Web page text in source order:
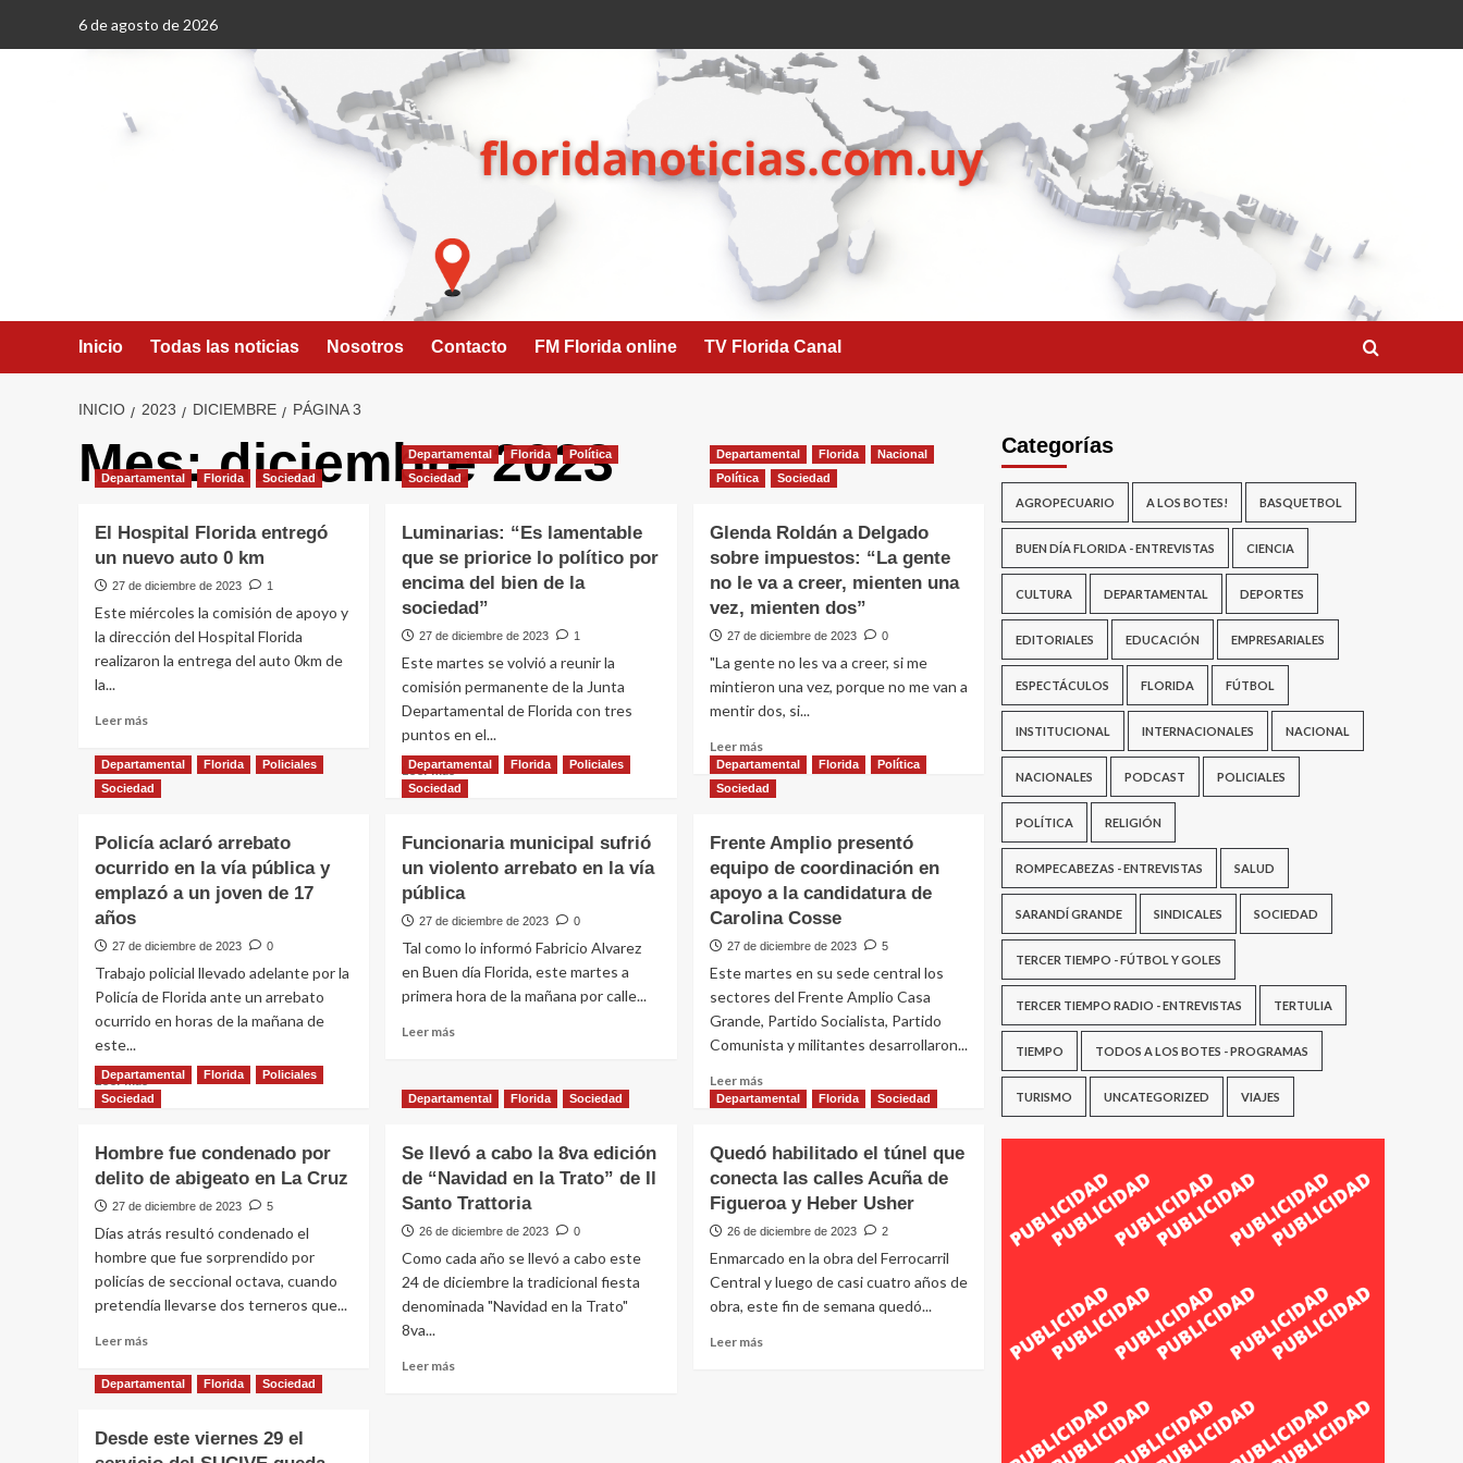
6 de agosto de 2026
Inicio Todas las noticias Nosotros Contacto FM Florida online TV Florida Canal
INICIO 2023 DICIEMBRE PÁGINA 3
Mes:diciembre 2023
Departamental Florida Sociedad
El Hospital Florida entregó
un nuevo auto 0 km
27 de diciembre de 2023 1
Este miércoles la comisión de apoyo y
la dirección del Hospital Florida
realizaron la entrega del auto 0km de
la...
Leer más
sobre
El
Hospital
entregó
un
nuevo
auto
km
Departamental Florida
Política
Sociedad
Luminarias: “Es lamentable
que se priorice lo político por
encima del bien de la
sociedad”
27 de diciembre de 2023 1
Este martes se volvió a reunir la
comisión permanente de la Junta
Departamental de Florida con tres
puntos en el...
Leer másLeer
más
“Es
lamentable
que
lo
político
por
del
la
Departamental Florida
Nacional
Política
Sociedad
Glenda Roldán a Delgado
sobre impuestos: “La gente
no le va a creer, mienten una
vez, mienten dos”
27 de diciembre de 2023 0
"La gente no les va a creer, si me
mintieron una vez, porque no me van a
mentir dos, si...
Leer másLeer
más
sobre
a
Delgado
sobre
impuestos:
“La
gente
no
le
va
a
creer,
una
dos”
Departamental Florida
Policiales
Sociedad
Policía aclaró arrebato
ocurrido en la vía pública y
emplazó a un joven de 17
años
27 de diciembre de 2023 0
Trabajo policial llevado adelante por la
Policía de Florida ante un arrebato
ocurrido en horas de la mañana de
este...
Leer másLeer
más
aclaró
arrebato
ocurrido
la
vía
pública
y
a
joven
años
Departamental Florida
Policiales
Sociedad
Funcionaria municipal sufrió
un violento arrebato en la vía
pública
27 de diciembre de 2023 0
Tal como lo informó Fabricio Alvarez
en Buen día Florida, este martes a
primera hora de la mañana por calle...
Leer más
Funcionaria
municipal
un
violento
arrebato
en
la
vía
pública
Departamental Florida
Política
Sociedad
Frente Amplio presentó
equipo de coordinación en
apoyo a la candidatura de
Carolina Cosse
27 de diciembre de 2023 5
Este martes en su sede central los
sectores del Frente Amplio Casa
Grande, Partido Socialista, Partido
Comunista y militantes desarrollaron...
Leer másLeer
más
Amplio
presentó
equipo
en
apoyo
a
candidatura
Departamental Florida
Policiales
Sociedad
Hombre fue condenado por
delito de abigeato en La Cruz
27 de diciembre de 2023 5
Días atrás resultó condenado el
hombre que fue sorprendido por
policías de seccional octava, cuando
pretendía llevarse dos terneros que...
Leer más
sobre
condenado
Departamental Florida Sociedad
Se llevó a cabo la 8va edición
de “Navidad en la Trato” de Il
Santo Trattoria
26 de diciembre de 2023 0
Como cada año se llevó a cabo este
24 de diciembre la tradicional fiesta
denominada "Navidad en la Trato"
8va...
Leer más
Departamental Florida Sociedad
Quedó habilitado el túnel que
conecta las calles Acuña de
Figueroa y Heber Usher
26 de diciembre de 2023 2
Enmarcado en la obra del Ferrocarril
Central y luego de casi cuatro años de
obra, este fin de semana quedó...
Leer másLeer
Departamental Florida Sociedad
Desde este viernes 29 el
Categorías
AGROPECUARIO A LOS BOTES! BASQUETBOL
BUEN DÍA FLORIDA - ENTREVISTAS CIENCIA
CULTURA DEPARTAMENTAL DEPORTES
EDITORIALES EDUCACIÓN EMPRESARIALES
ESPECTÁCULOS FLORIDA FÚTBOL
INSTITUCIONAL INTERNACIONALES NACIONAL
NACIONALES PODCAST POLICIALES
POLÍTICA RELIGIÓN
ROMPECABEZAS - ENTREVISTAS SALUD
SARANDÍ GRANDE SINDICALES SOCIEDAD
TERCER TIEMPO - FÚTBOL Y GOLES
TERCER TIEMPO RADIO - ENTREVISTAS TERTULIA
TIEMPO TODOS A LOS BOTES - PROGRAMAS
TURISMO UNCATEGORIZED VIAJES